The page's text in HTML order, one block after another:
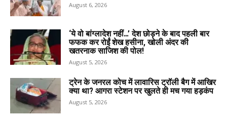
August 6, 2026
‘ये वो बांग्लादेश नहीं…’ देश छोड़ने के बाद पहली बार
फफक कर रोईं शेख हसीना, खोली अंदर की
खतरनाक साजिश की पोल!
August 5, 2026
ट्रेन के जनरल कोच में लावारिस ट्रॉली बैग में आखिर
क्या था? आगरा स्टेशन पर खुलते ही मच गया हड़कंप
August 5, 2026